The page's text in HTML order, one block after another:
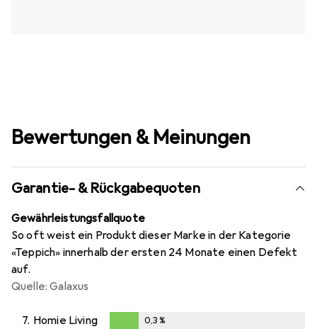
Bewertungen & Meinungen
Garantie- & Rückgabequoten
Gewährleistungsfallquote
So oft weist ein Produkt dieser Marke in der Kategorie
«Teppich» innerhalb der ersten 24 Monate einen Defekt
auf.
Quelle: Galaxus
7. Homie Living 0,3%